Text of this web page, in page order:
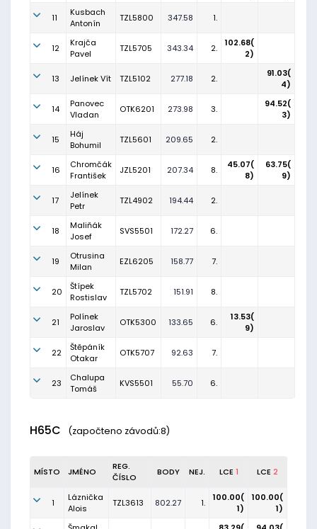
11
Kusbach
Antonín
TZL5800 347.58 1.
12
Krajča
Pavel
TZL5705 343.34 2.
102.68(
2)
13 Jelínek Vít TZL5102 277.18 2.
91.03(
4)
14
Panovec
Vladan
OTK6201 273.98 3.
94.52(
3)
15
Háj
Bohumil
TZL5601 209.65 2.
16
Chromčák
František
JZL5201 207.34 8.
45.07(
8)
63.75(
9)
17
Jelínek
Petr
TZL4902 194.44 2.
18
Maliňák
Josef
SVS5501 172.27 6.
19
Otrusina
Milan
EZL6205 158.77 7.
20
Štípek
Rostislav
TZL5702 151.91 8.
21
Polínek
Jaroslav
OTK5300 133.65 6.
13.53(
9)
22
Štěpáník
Otakar
OTK5707 92.63 7.
23
Chalupa
Tomáš
KVS5501 55.70 6.
H65C (započteno závodů:8)
MÍSTO JMÉNO
REG.
ČÍSLO
BODY NEJ. LCE 1 LCE 2
1
Láznička
Alois
TZL3613 802.27 1.
100.00(
1)
100.00(
1)